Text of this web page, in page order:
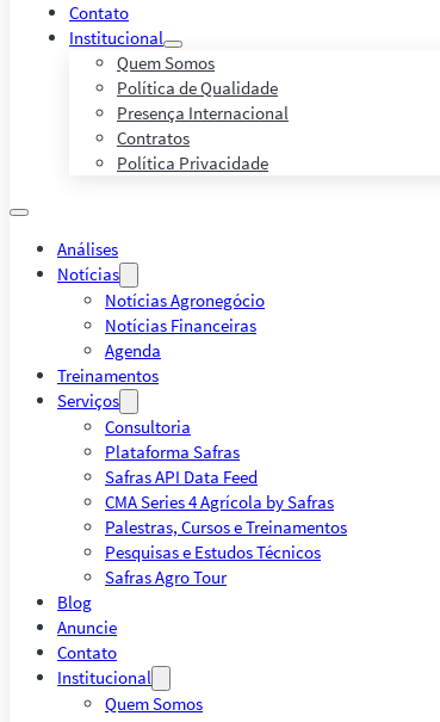
Contato
Institucional
Quem Somos
Política de Qualidade
Presença Internacional
Contratos
Política Privacidade
Análises
Notícias
Notícias Agronegócio
Notícias Financeiras
Agenda
Treinamentos
Serviços
Consultoria
Plataforma Safras
Safras API Data Feed
CMA Series 4 Agrícola by Safras
Palestras, Cursos e Treinamentos
Pesquisas e Estudos Técnicos
Safras Agro Tour
Blog
Anuncie
Contato
Institucional
Quem Somos